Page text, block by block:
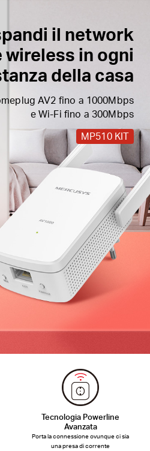
il network
wireless in ogni
della casa
AV2 fino a 1000Mbps
e Wi-Fi fino a 300Mbps
MP510 KIT
Tecnologia Powerline
Avanzata
Porta la connessione ovunque ci sia
una presa di corrente